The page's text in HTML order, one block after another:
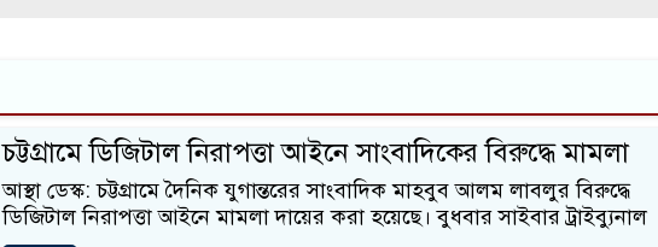
চট্টগ্রামে ডিজিটাল নিরাপত্তা আইনে সাংবাদিকের বিরুদ্ধে মামলা
আস্থা ডেস্ক: চট্টগ্রামে দৈনিক যুগান্তরের সাংবাদিক মাহবুব আলম লাবলুর বিরুদ্ধে
ডিজিটাল নিরাপত্তা আইনে মামলা দায়ের করা হয়েছে। বুধবার সাইবার ট্রাইব্যুনাল